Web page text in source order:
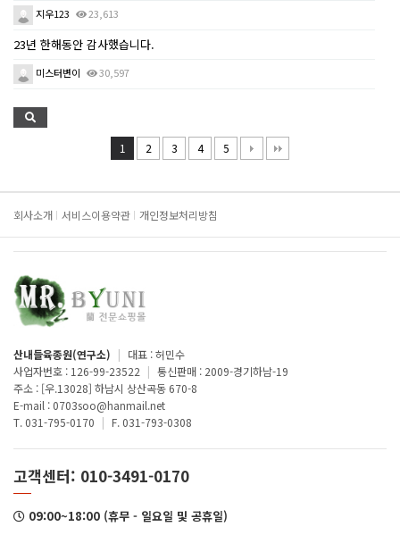
지우123 23,613
23년 한해동안 감사했습니다.
미스터변이 30,597
1 2 3 4 5
회사소개 서비스이용약관 개인정보처리방침
산내들육종원(연구소) | 대표 : 허민수
사업자번호 : 126-99-23522 | 통신판매 : 2009-경기하남-19
주소 : [우.13028] 하남시 상산곡동 670-8
E-mail : 0703soo@hanmail.net
T. 031-795-0170 | F. 031-793-0308
고객센터: 010-3491-0170
09:00~18:00 (휴무 - 일요일 및 공휴일)